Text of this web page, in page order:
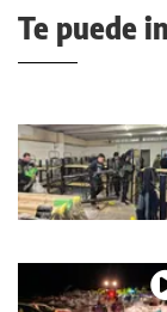
Te puede